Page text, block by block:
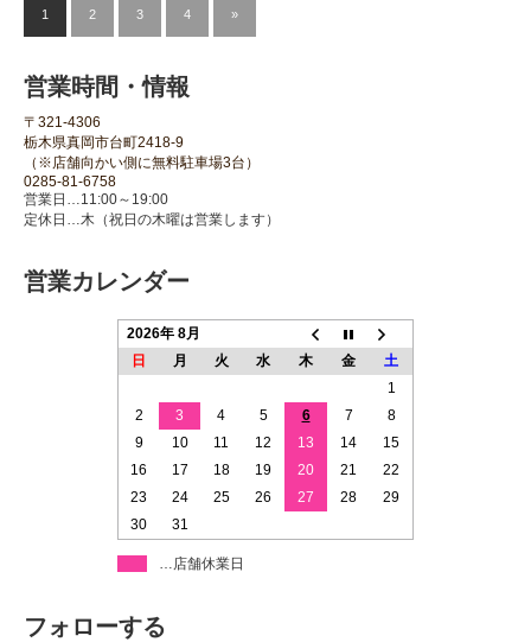
1 2 3 4 »
営業時間・情報
〒321-4306
栃木県真岡市台町2418-9
（※店舗向かい側に無料駐車場3台）
0285-81-6758
営業日…11:00～19:00
定休日…木（祝日の木曜は営業します）
営業カレンダー
2026年 8月
日
月 火 水 木 金
土
1
2
3 4 5 6 7
8
9
10 11 12 13 14
15
16
17 18 19 20 21
22
23
24 25 26 27 28
29
30
31
…店舗休業日
フォローする